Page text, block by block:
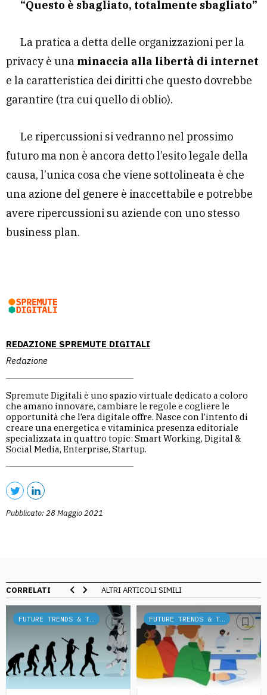
REDAZIONE SPREMUTE DIGITALI
Redazione
Spremute Digitali è uno spazio virtuale dedicato a coloro
che amano innovare, cambiare le regole e cogliere le
opportunità che l’era digitale offre. Nasce con l’intento di
creare una energetica e vitaminica presenza editoriale
specializzata in quattro topic: Smart Working, Digital &
Social Media, Enterprise, Startup.
Pubblicato: 28 Maggio 2021
“Questo è sbagliato, totalmente sbagliato”
La pratica a detta delle organizzazioni per la
privacy è una minaccia alla libertà di internet
e la caratteristica dei diritti che questo dovrebbe
garantire (tra cui quello di oblio).
Le ripercussioni si vedranno nel prossimo
futuro ma non è ancora detto l’esito legale della
causa, l’unica cosa che viene sottolineata è che
una azione del genere è inaccettabile e potrebbe
avere ripercussioni su aziende con uno stesso
business plan.
CORRELATI ALTRI ARTICOLI SIMILI
FUTURE TRENDS & TECH FUTURE TRENDS & TECH